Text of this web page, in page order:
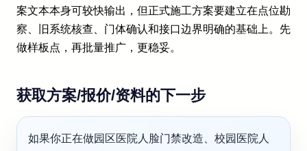
案文本本身可较快输出，但正式施工方案要建立在点位勘
察、旧系统核查、门体确认和接口边界明确的基础上。先
做样板点，再批量推广，更稳妥。
获取方案/报价/资料的下一步
如果你正在做园区医院人脸门禁改造、校园医院人